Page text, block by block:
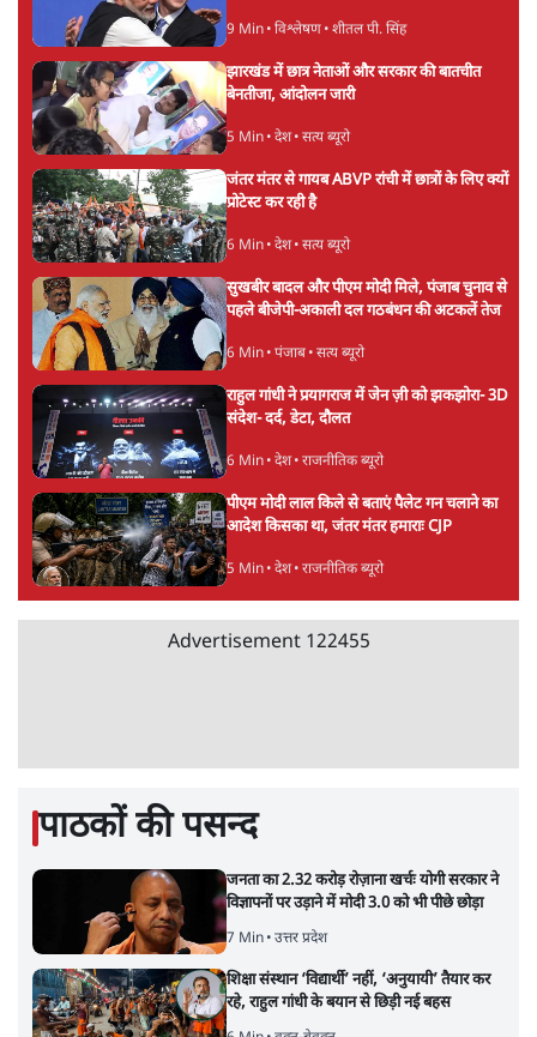
9 Min• विश्लेषण• शीतल पी. सिंह
झारखंड में छात्र नेताओं और सरकार की बातचीत
बेनतीजा, आंदोलन जारी
5 Min• देश• सत्य ब्यूरो
जंतर मंतर से गायब ABVP रांची में छात्रों के लिए क्यों
प्रोटेस्ट कर रही है
6 Min• देश• सत्य ब्यूरो
सुखबीर बादल और पीएम मोदी मिले, पंजाब चुनाव से
पहले बीजेपी-अकाली दल गठबंधन की अटकलें तेज
6 Min• पंजाब• सत्य ब्यूरो
राहुल गांधी ने प्रयागराज में जेन ज़ी को झकझोरा- 3D
संदेश- दर्द, डेटा, दौलत
6 Min• देश• राजनीतिक ब्यूरो
पीएम मोदी लाल किले से बताएं पैलेट गन चलाने का
आदेश किसका था, जंतर मंतर हमाराः CJP
5 Min• देश• राजनीतिक ब्यूरो
Advertisement 122455
पाठकों की पसन्द
जनता का 2.32 करोड़ रोज़ाना खर्चः योगी सरकार ने
विज्ञापनों पर उड़ाने में मोदी 3.0 को भी पीछे छोड़ा
7 Min• उत्तर प्रदेश
शिक्षा संस्थान ‘विद्यार्थी’ नहीं, ‘अनुयायी’ तैयार कर
रहे, राहुल गांधी के बयान से छिड़ी नई बहस